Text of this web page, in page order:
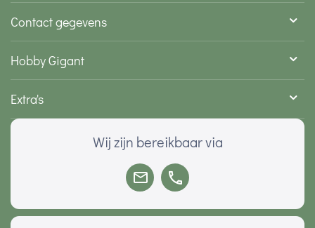
Contact gegevens
Hobby Gigant
Extra's
Wij zijn bereikbaar via